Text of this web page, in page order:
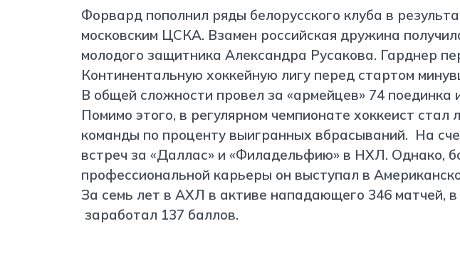
Форвард пополнил ряды белорусского клуба в
московским ЦСКА. Взамен российская дружина
молодого защитника Александра Русакова. Гарднер
Континентальную хоккейную лигу перед стартом
В общей сложности провел за «армейцев» 74 поединка
Помимо этого, в регулярном чемпионате хоккеист стал
команды по проценту выигранных вбрасываний. На
встреч за «Даллас» и «Филадельфию» в НХЛ. Однако,
профессиональной карьеры он выступал в
За семь лет в АХЛ в активе нападающего 346 матчей,
заработал 137 баллов.